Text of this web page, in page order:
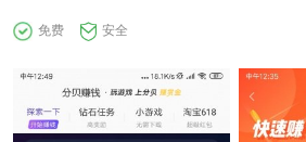
分贝赚钱客服详见APP内个人中心即可
免费 安全